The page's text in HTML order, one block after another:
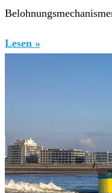
Lesen »